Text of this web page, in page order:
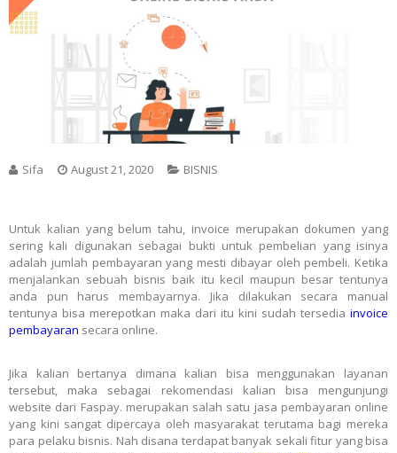
Sifa August 21, 2020 BISNIS
Untuk kalian yang belum tahu, invoice merupakan dokumen yang
sering kali digunakan sebagai bukti untuk pembelian yang isinya
adalah jumlah pembayaran yang mesti dibayar oleh pembeli. Ketika
menjalankan sebuah bisnis baik itu kecil maupun besar tentunya
anda pun harus membayarnya. Jika dilakukan secara manual
tentunya bisa merepotkan maka dari itu kini sudah tersedia invoice
pembayaran secara online.
Jika kalian bertanya dimana kalian bisa menggunakan layanan
tersebut, maka sebagai rekomendasi kalian bisa mengunjungi
website dari Faspay. merupakan salah satu jasa pembayaran online
yang kini sangat dipercaya oleh masyarakat terutama bagi mereka
para pelaku bisnis. Nah disana terdapat banyak sekali fitur yang bisa